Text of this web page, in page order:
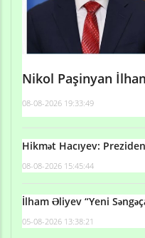
Nikol Paşinyan
08-08-2026 19:33:49
Hikmət Hacıyev:
08-08-2026 15:45:44
İlham Əliyev “Yeni
05-08-2026 13:38:21